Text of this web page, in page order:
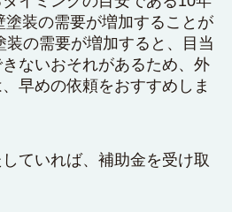
装の需要が増加することが
の需要が増加すると、目当
ないおそれがあるため、外
早めの依頼をおすすめしま
ていれば、補助金を受け取